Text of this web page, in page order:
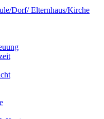
Dorf/ Elternhaus/Kirche